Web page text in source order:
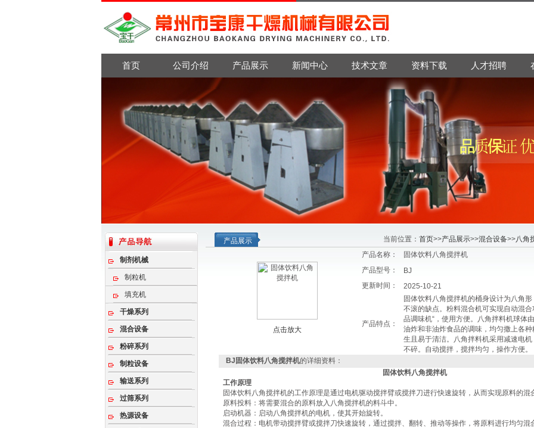
首页 公司介绍 产品展示 新闻中心 技术文章 资料下载 人才招聘
制剂机械
制粒机
填充机
干燥系列
混合设备
粉碎系列
制粒设备
输送系列
过筛系列
热源设备
产品展示 当前位置： 首页>>产品展示>>混合设备>>八角
点击放大
产品名称：
固体饮料八角搅拌机
产品型号：
BJ
更新时间：
2025-10-21
产品特点：
固体饮料八角搅拌机的桶身设计为八角
不滚的缺点。粉料混合机可实现自动混合
品调味机“，使用方便。八角拌料机球体
油炸和非油炸食品的调味，均匀撒上各
生且易于清洁。八角拌料机采用减速电
不碎。自动搅拌，搅拌均匀，操作方便。
BJ固体饮料八角搅拌机的详细资料：
固体饮料八角搅拌机
工作原理
固体饮料八角搅拌机的工作原理‌是通过电机驱动搅拌臂或搅拌刀进行快速旋转，从而实现原料的混
‌原料投料‌：将需要混合的原料放入八角搅拌机的料斗中。
‌启动机器‌：启动八角搅拌机的电机，使其开始旋转。
混合过程‌：电机带动搅拌臂或搅拌刀快速旋转，通过搅拌、翻转、推动等操作，将原料进行均匀混